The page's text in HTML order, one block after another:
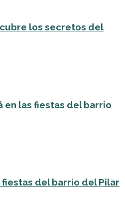
los secretos del
en las fiestas del barrio
fiestas del barrio del Pilar